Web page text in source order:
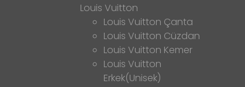
Louis Vuitton
Louis Vuitton Çanta
Louis Vuitton Cüzdan
Louis Vuitton Kemer
Louis Vuitton
Erkek(Unisek)